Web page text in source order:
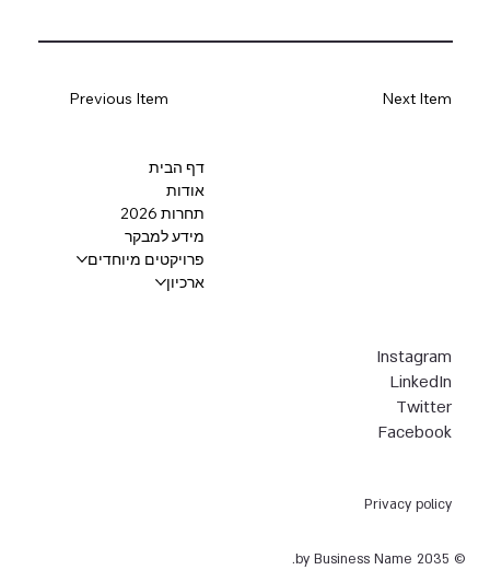
Next Item
Previous Item
Privacy policy
© 2035 by Business Name.
Instagram
LinkedIn
Twitter
Facebook
דף הבית
אודות
תחרות 2026
מידע למבקר
פרויקטים מיוחדים
ארכיון